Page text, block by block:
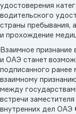
удостоверения
водительского
страны пребывания,
и прохождение
Взаимное признание
и ОАЭ станет
подписанного
взаимному
между
встречи
внутренних дел ОАЭ